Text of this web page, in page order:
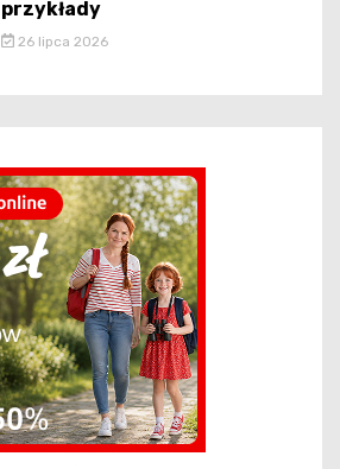
przykłady
26 lipca 2026